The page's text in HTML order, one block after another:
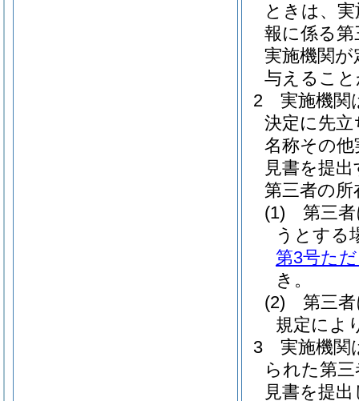
ときは、
報に係る
実施機関
与えるこ
2
実施機関
決定に先
名称その
見書を提
第三者の
(1)
第三
うとする
第3号た
き。
(2)
第三
規定によ
3
実施機関
られた第
見書を提